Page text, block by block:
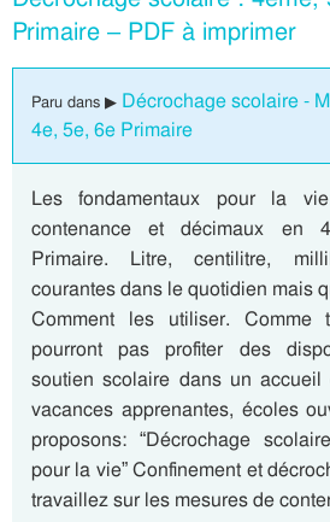
Primaire – PDF à imprimer
Paru dans ▶ Décrochage scolaire -
4e, 5e, 6e Primaire
Les fondamentaux pour la
contenance et décimaux en
Primaire. Litre, centilitre,
courantes dans le quotidien mais
Comment les utiliser.
pourront pas profiter des
soutien scolaire dans un
vacances apprenantes, écoles
proposons: “Décrochage
pour la vie” Confinement et
travaillez sur les mesures de